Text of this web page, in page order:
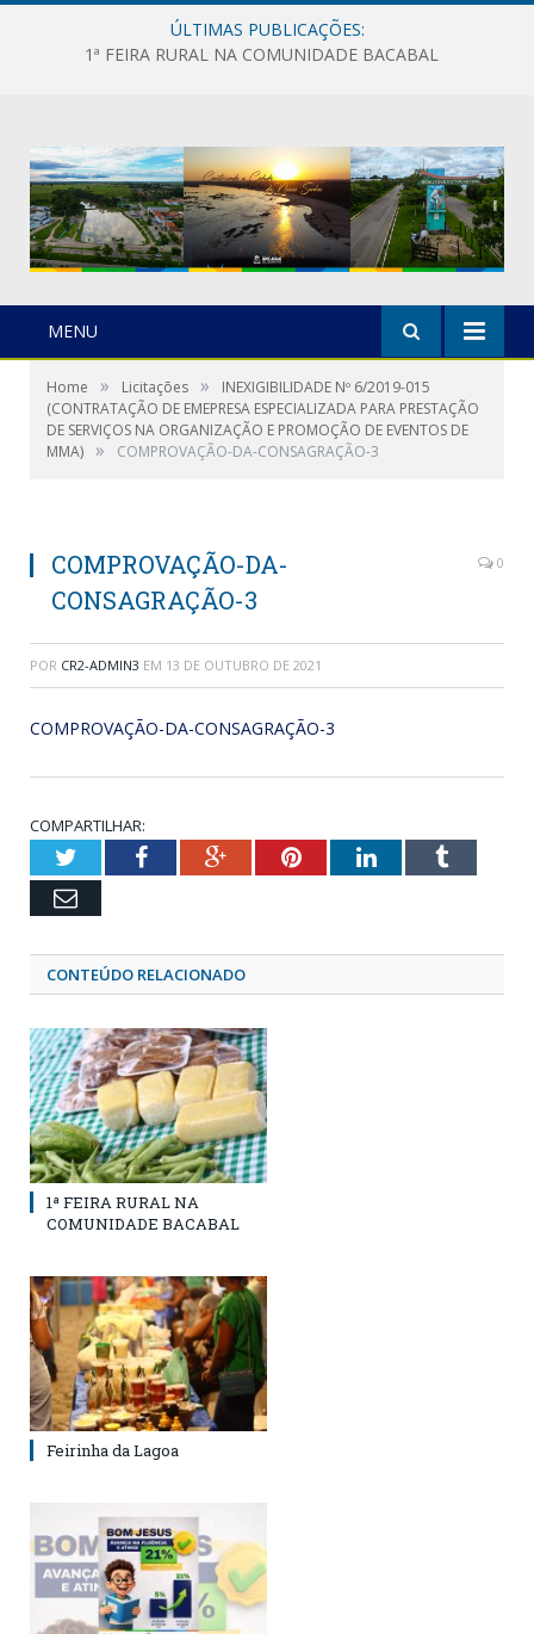
ÚLTIMAS PUBLICAÇÕES:
1ª FEIRA RURAL NA COMUNIDADE BACABAL
MENU
Home » Licitações »
INEXIGIBILIDADE Nº 6/2019-015
(CONTRATAÇÃO DE EMEPRESA ESPECIALIZADA PARA PRESTAÇÃO
DE SERVIÇOS NA ORGANIZAÇÃO E PROMOÇÃO DE EVENTOS DE
MMA) » COMPROVAÇÃO-DA-CONSAGRAÇÃO-3
COMPROVAÇÃO-DA-
CONSAGRAÇÃO-3
0
POR CR2-ADMIN3 EM 13 DE OUTUBRO DE 2021
COMPROVAÇÃO-DA-CONSAGRAÇÃO-3
COMPARTILHAR:
TwitterFacebookGoogle+PinterestLinkedInTumblr
Email
CONTEÚDO RELACIONADO
1ª FEIRA RURAL NA
COMUNIDADE BACABAL
Feirinha da Lagoa